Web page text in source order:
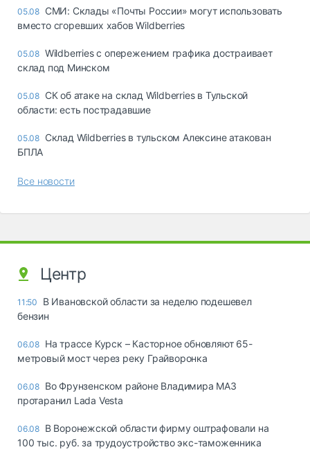
05.08 СМИ: Склады «Почты России» могут использовать
вместо сгоревших хабов Wildberries
05.08 Wildberries с опережением графика достраивает
склад под Минском
05.08 СК об атаке на склад Wildberries в Тульской
области: есть пострадавшие
05.08 Склад Wildberries в тульском Алексине атакован
БПЛА
Все новости
Центр
11:50
В Ивановской области за неделю подешевел
бензин
06.08 На трассе Курск – Касторное обновляют 65-
метровый мост через реку Грайворонка
06.08 Во Фрунзенском районе Владимира МАЗ
протаранил Lada Vesta
06.08 В Воронежской области фирму оштрафовали на
100 тыс. руб. за трудоустройство экс-таможенника